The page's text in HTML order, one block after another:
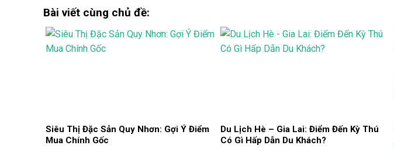
Bài viết cùng chủ đề:
Siêu Thị Đặc Sản Quy Nhơn: Gợi Ý Điểm
Mua Chính Gốc
Du Lịch Hè – Gia Lai: Điểm Đến Kỳ Thú
Có Gì Hấp Dẫn Du Khách?